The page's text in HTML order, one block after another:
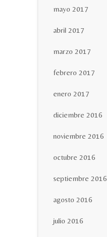
mayo 2017
abril 2017
marzo 2017
febrero 2017
enero 2017
diciembre 2016
noviembre 2016
octubre 2016
septiembre 2016
agosto 2016
julio 2016